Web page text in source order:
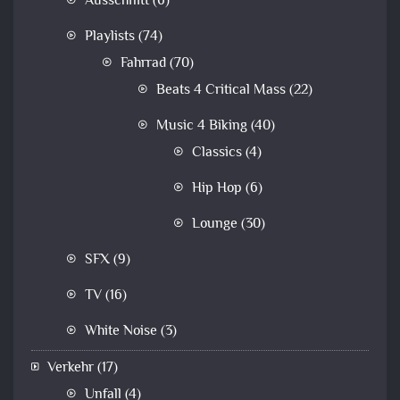
Playlists(74)
Fahrrad(70)
Beats 4 Critical Mass(22)
Music 4 Biking(40)
Classics(4)
Hip Hop (6)
Lounge (30)
SFX(9)
TV(16)
White Noise (3)
Verkehr(17)
Unfall (4)